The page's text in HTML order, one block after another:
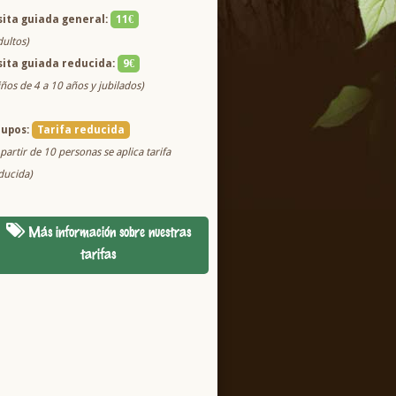
guiada general:
11€
guiada reducida:
9€
de 4 a 10 años y jubilados)
Tarifa reducida
de 10 personas se aplica tarifa
Más información sobre nuestras
tarifas